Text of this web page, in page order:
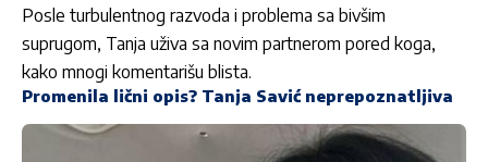
Posle turbulentnog razvoda i problema sa bivšim
suprugom, Tanja uživa sa novim partnerom pored koga,
kako mnogi komentarišu blista.
Promenila lični opis? Tanja Savić neprepoznatljiva